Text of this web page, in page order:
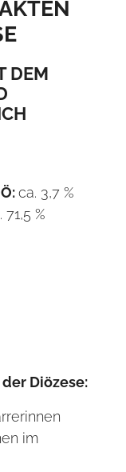
B
ca. 3,7 %
%
Diözese:
im